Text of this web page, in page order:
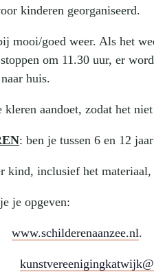
kinderen georganiseerd.
mooi/goed weer. Als het
om 11.30 uur, er
huis.
aandoet, zodat het
: ben je tussen 6 en 12
kind, inclusief het materiaal,
je opgeven:
www.schilderenaanzee.nl.